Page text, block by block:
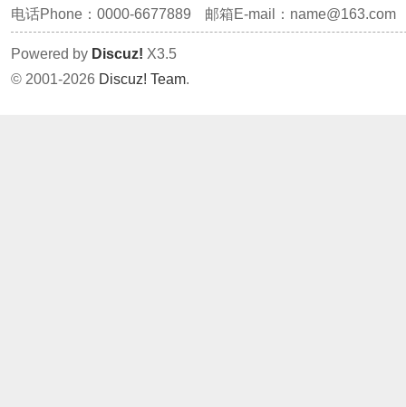
电话Phone：0000-6677889 邮箱E-mail： name@163.com
Powered by Discuz! X3.5
© 2001-2026 Discuz! Team.